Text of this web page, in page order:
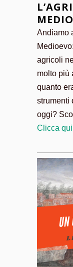
Andiamo
agricoli
molto più
quanto
strumenti
oggi?
Clicca